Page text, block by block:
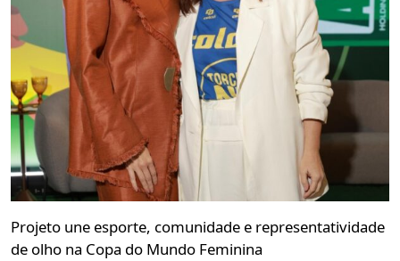
Projeto une esporte, comunidade e representatividade
de olho na Copa do Mundo Feminina